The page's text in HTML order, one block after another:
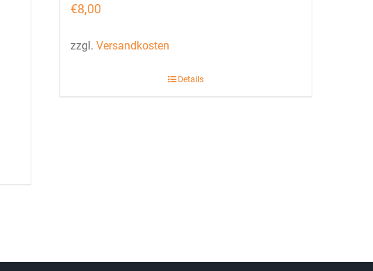
€8,00
zzgl. Versandkosten
Details